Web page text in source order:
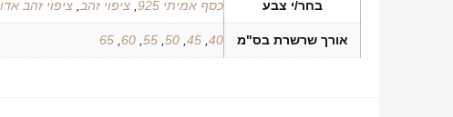
בחר/י צבע כסף אמיתי 925 , ציפוי זהב, ציפוי זהב
אורך שרשרת בס"מ 40
,
45
,
50
,
55
,
60
,
65